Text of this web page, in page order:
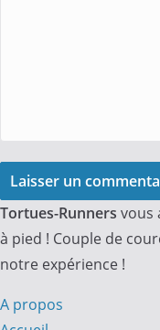
Laisser un
Tortues-Runners vous
à pied ! Couple de
notre expérience !
A propos